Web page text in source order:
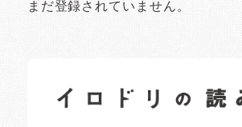
まだ登録されていません。
日常の様子など随時更新中です。